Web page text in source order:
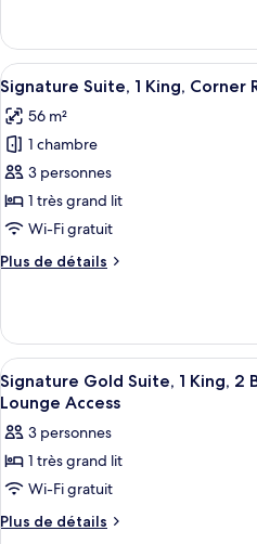
Suite,
King,
Separate
Lounge
&
2
Balconies
le
type
de
chambre
Signature
Salon
King,
Separate
Lounge
&
Afficher
toutes
les
photos
pour
ce
type
chambre :
King,
Corner
Room
with
2
Balconies
5
Signature Suite, 1 King, Corner
56 m²
1 chambre
3 personnes
1 très grand lit
Wi-Fi gratuit
Plus de détails
Plus
le
type
de
chambre
Signature
Suite,
Corner
Room
with
Afficher
toutes
photos
pour
ce
type
12
Signature Gold Suite, 1 King, 2
Lounge Access
3 personnes
1 très grand lit
Wi-Fi gratuit
Plus de détails
Plus